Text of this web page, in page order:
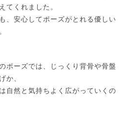
てくれました。
、安心してポーズがとれる優しい
ポーズでは、じっくり背骨や骨盤
か、
自然と気持ちよく広がっていくの